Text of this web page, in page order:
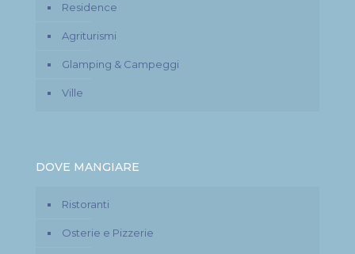
Residence
Agriturismi
Glamping & Campeggi
Ville
DOVE MANGIARE
Ristoranti
Osterie e Pizzerie